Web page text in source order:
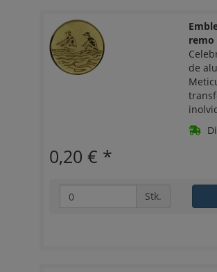
remo
de
0,20 € *
Stk.